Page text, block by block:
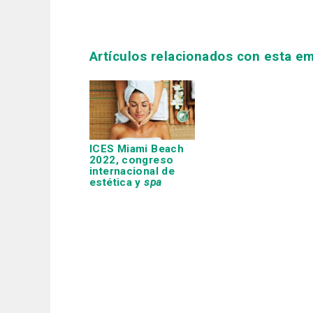
Artículos relacionados con esta
ICES Miami Beach
2022, congreso
internacional de
estética yspa